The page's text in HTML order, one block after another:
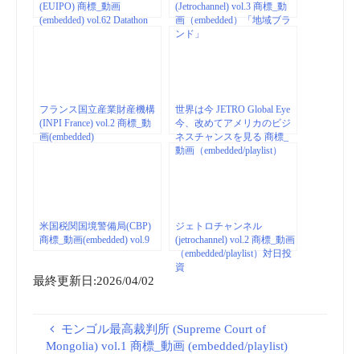
(EUIPO) 商標_動画
(embedded) vol.62 Datathon
(Jetrochannel) vol.3 商標_動
画（embedded）「地域ブラ
ンド」
フランス国立産業財産機構
(INPI France) vol.2 商標_動
画(embedded)
世界は今 JETRO Global Eye
今、改めてアメリカのビジ
ネスチャンスを見る 商標_
動画（embedded/playlist）
米国税関国境警備局(CBP)
商標_動画(embedded) vol.9
ジェトロチャンネル
(jetrochannel) vol.2 商標_動画
（embedded/playlist）対日投
資
最終更新日:2026/04/02
モンゴル最高裁判所 (Supreme Court of
Mongolia) vol.1 商標_動画 (embedded/playlist)